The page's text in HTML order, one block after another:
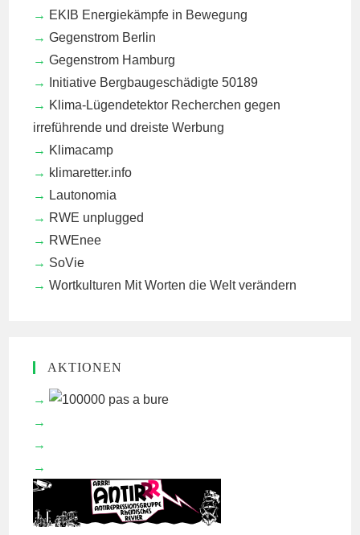
EKIB Energiekämpfe in Bewegung
Gegenstrom Berlin
Gegenstrom Hamburg
Initiative Bergbaugeschädigte 50189
Klima-Lügendetektor Recherchen gegen
irreführende und dreiste Werbung
Klimacamp
klimaretter.info
Lautonomia
RWE unplugged
RWEnee
SoVie
Wortkulturen Mit Worten die Welt verändern
AKTIONEN